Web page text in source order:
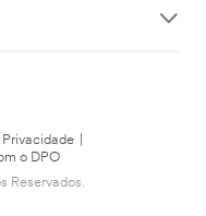
o DPO
Reservados.